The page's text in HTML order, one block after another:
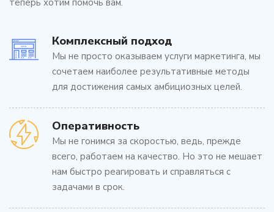
теперь хотим помочь вам.
Комплексный подход
Мы не просто оказываем услуги маркетинга, мы
сочетаем наиболее результативные методы
для достижения самых амбициозных целей.
Оперативность
Мы не гонимся за скоростью, ведь, прежде
всего, работаем на качество. Но это не мешает
нам быстро реагировать и справляться с
задачами в срок.